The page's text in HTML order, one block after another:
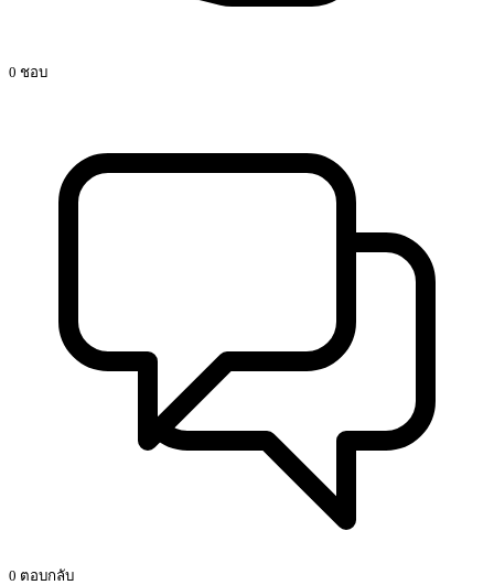
0 ชอบ
0 ตอบกลับ